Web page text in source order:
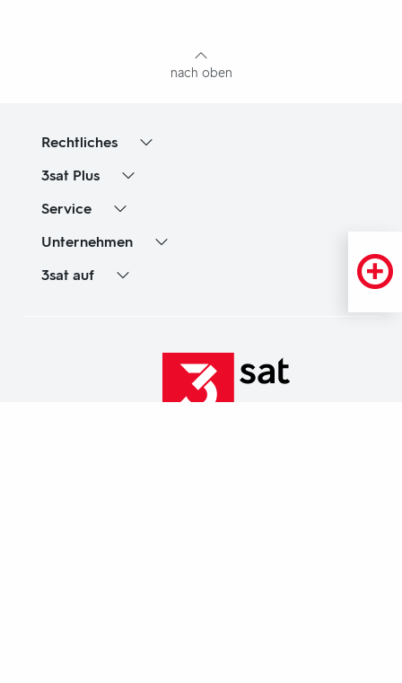
nach oben
Rechtliches
3sat Plus
Service
Unternehmen
3sat auf